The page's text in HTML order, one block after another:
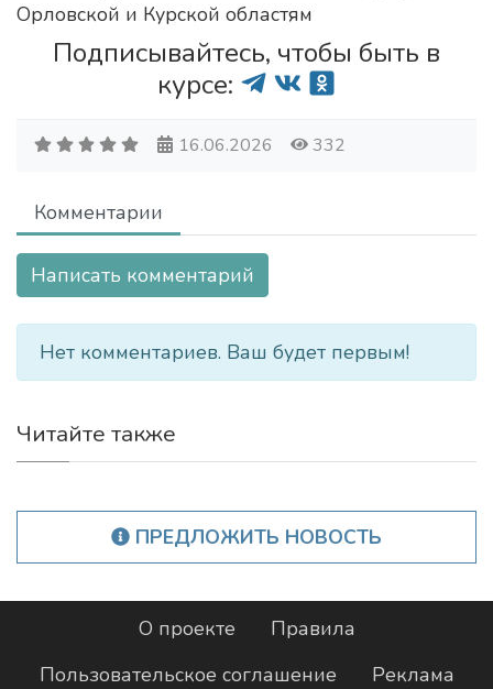
Орловской и Курской областям
Подписывайтесь, чтобы быть в
курсе:
16.06.2026 332
Комментарии
Написать комментарий
Нет комментариев. Ваш будет первым!
Читайте также
ПРЕДЛОЖИТЬ НОВОСТЬ
О проекте
Правила
Пользовательское соглашение
Реклама